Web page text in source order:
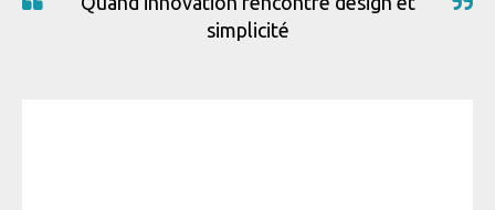
simplicité